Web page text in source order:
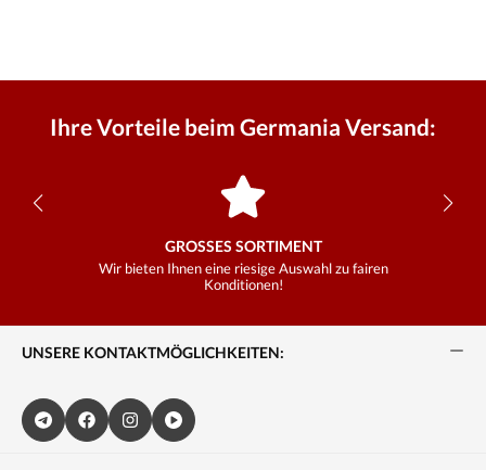
Ihre Vorteile beim Germania Versand:
GROSSES SORTIMENT
Wir bieten Ihnen eine riesige Auswahl zu fairen
Konditionen!
UNSERE KONTAKTMÖGLICHKEITEN: